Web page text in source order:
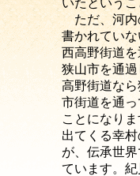
いたという
ただ、河内
書かれてい
西高野街道
狭山市を通
高野街道な
市街道を通
ことになり
出てくる幸
が、伝承世
ています。